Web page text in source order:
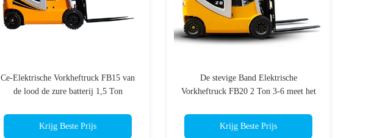
Ce-Elektrische Vorkheftruck FB15 van
de lood de zure batterij 1,5 Ton
Krijg Beste Prijs
De stevige Band Elektrische
Vorkheftruck FB20 2 Ton 3-6 meet het
Krijg Beste Prijs